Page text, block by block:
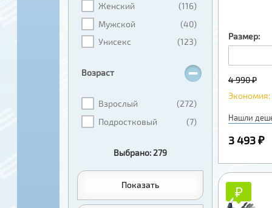
Женский
(116)
Мужской
(40)
Унисекс
(123)
Возраст
Взрослый
(272)
Подростковый
(7)
Выбрано: 279
Показать
Размер:
4 990 ₽
Экономия:
Нашли
3 493 ₽
₽₽